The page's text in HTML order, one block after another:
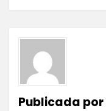
Publicada por